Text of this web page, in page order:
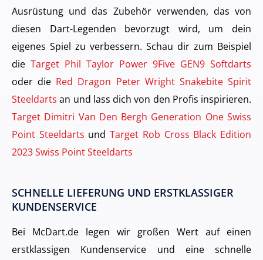
Ausrüstung und das Zubehör verwenden, das von
diesen Dart-Legenden bevorzugt wird, um dein
eigenes Spiel zu verbessern. Schau dir zum Beispiel
die Target Phil Taylor Power 9Five GEN9 Softdarts
oder die Red Dragon Peter Wright Snakebite Spirit
Steeldarts an und lass dich von den Profis inspirieren.
Target Dimitri Van Den Bergh Generation One Swiss
Point Steeldarts undTarget Rob Cross Black Edition
2023 Swiss Point Steeldarts
SCHNELLE LIEFERUNG UND ERSTKLASSIGER
KUNDENSERVICE
Bei McDart.de legen wir großen Wert auf einen
erstklassigen Kundenservice und eine schnelle